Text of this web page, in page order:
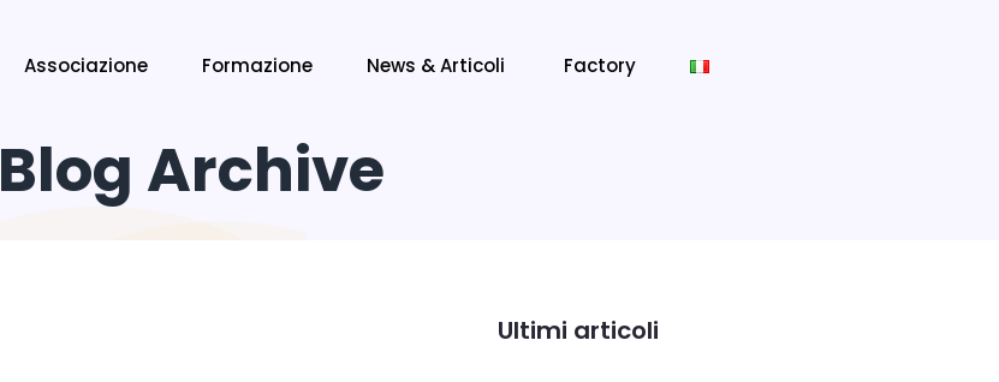
Associazione Formazione News & Articoli Factory
Blog Archive
Ultimi articoli